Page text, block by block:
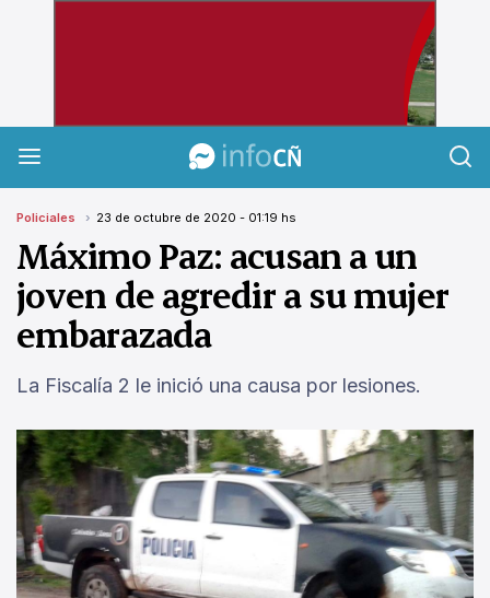
Policiales 23 de octubre de 2020 - 01:19 hs
Máximo Paz: acusan a un
joven de agredir a su mujer
embarazada
La Fiscalía 2 le inició una causa por lesiones.